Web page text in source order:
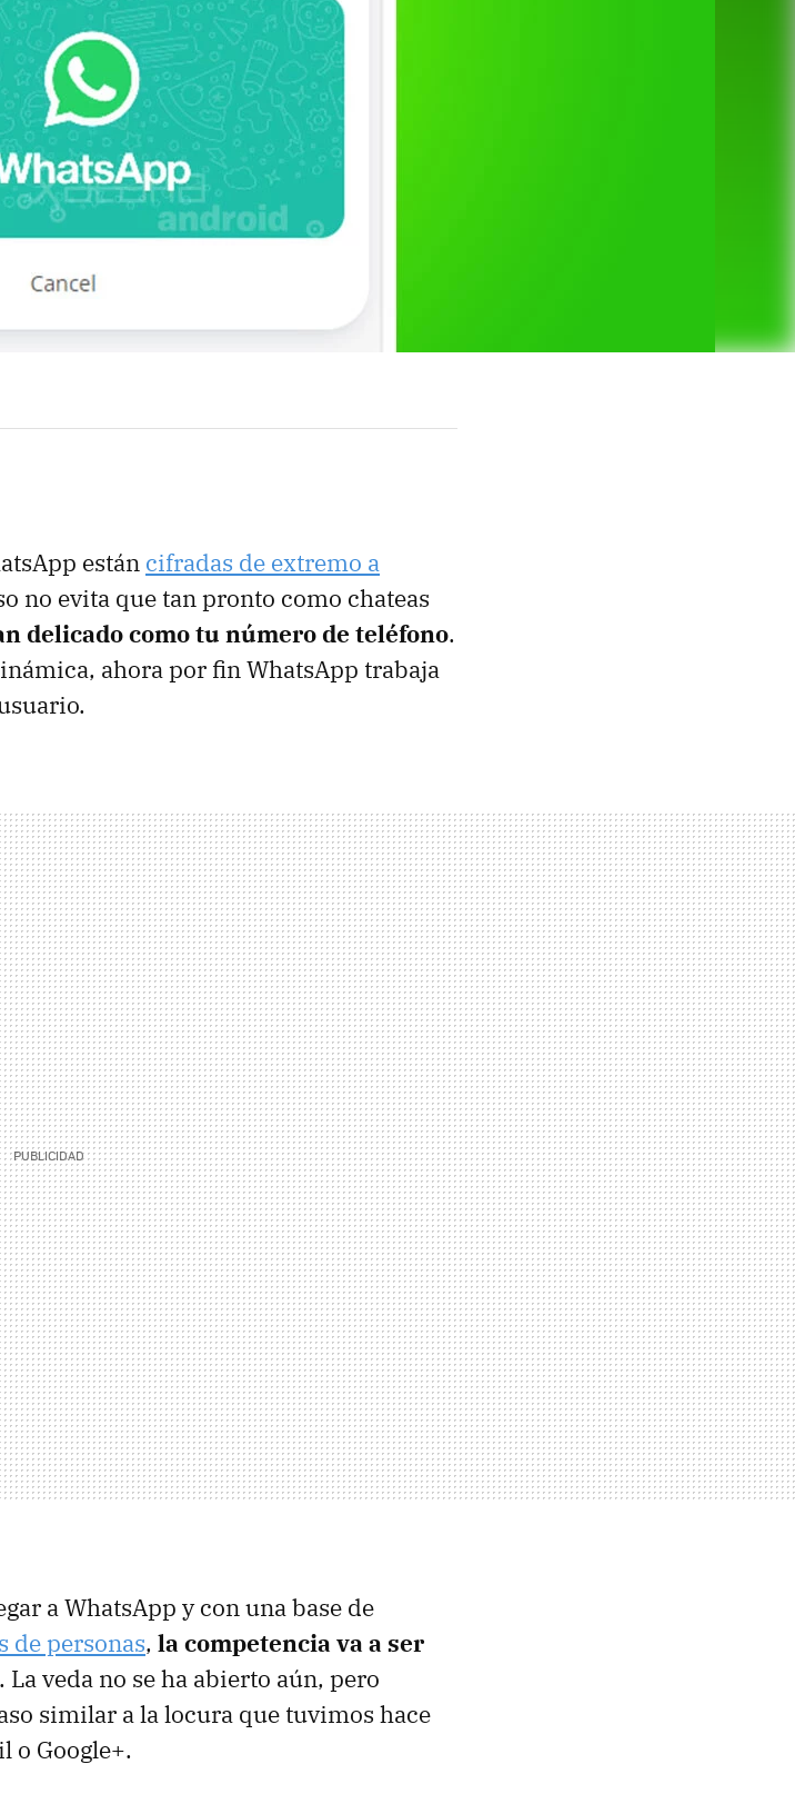
están cifradas de extremo a
no evita que tan pronto como chateas
delicado como tu número de teléfono.
ahora por fin WhatsApp trabaja
a WhatsApp y con una base de
de personas, la competencia va a ser
. La veda no se ha abierto aún, pero
similar a la locura que tuvimos hace
o Google+.